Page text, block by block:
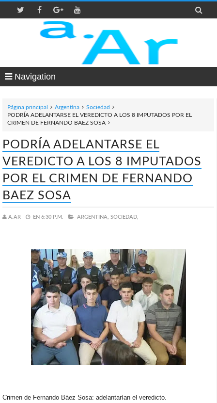

Navigation
Página principal Argentina
Sociedad
PODRÍA ADELANTARSE EL VEREDICTO A LOS 8 IMPUTADOS POR EL
CRIMEN DE FERNANDO BAEZ SOSA
PODRÍA ADELANTARSE EL
VEREDICTO A LOS 8 IMPUTADOS
POR EL CRIMEN DE FERNANDO
BAEZ SOSA
A.AR EN 6:30 P.M. ARGENTINA, SOCIEDAD,
Crimen de Fernando Báez Sosa: adelantarían el veredicto.